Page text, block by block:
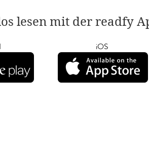
lesen mit der readfy
iOS